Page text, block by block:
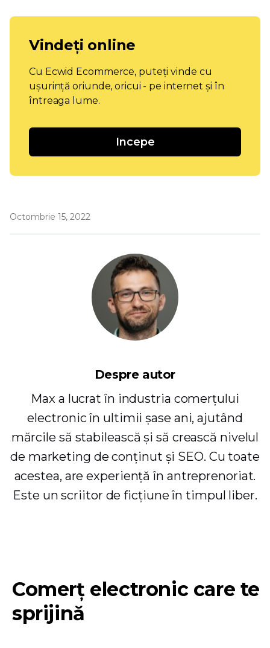
Vindeți online
Cu Ecwid Ecommerce, puteți vinde cu
ușurință oriunde, oricui - pe internet și în
întreaga lume.
Incepe
Octombrie 15, 2022
Despre autor
Max a lucrat în industria comerțului
electronic în ultimii șase ani, ajutând
mărcile să stabilească și să crească nivelul
de marketing de conținut și SEO. Cu toate
acestea, are experiență în antreprenoriat.
Este un scriitor de ficțiune în timpul liber.
Comerț electronic care te
sprijină